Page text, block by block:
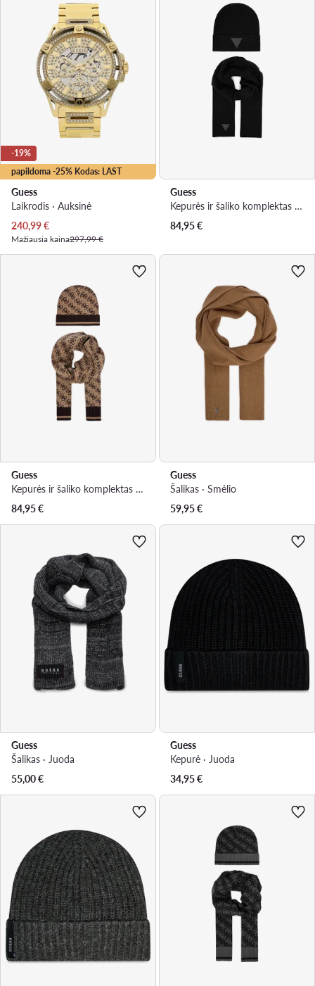
papildoma -25% Kodas: LAST
-19%
Guess
Laikrodis · Auksinė
Dabartinė kaina
240,99€
Mažiausia kaina297,99 €
Guess
Kepurės ir šaliko komplektas · Juoda
84,95€
Guess
Kepurės ir šaliko komplektas · Smėlio
84,95€
Guess
Šalikas · Smėlio
59,95€
Guess
Šalikas · Juoda
55,00€
Guess
Kepurė · Juoda
34,95€